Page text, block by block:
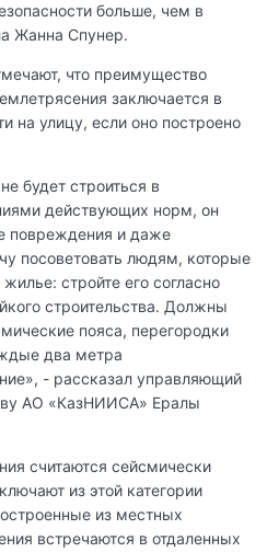
больше, чем в
Жанна Спунер.
что преимущество
заключается в
на улицу, если оно построено
будет строиться в
действующих норм, он
повреждения и даже
посоветовать людям, которые
стройте его согласно
строительства. Должны
пояса, перегородки
два метра
- рассказал управляющий
АО «КазНИИСА» Ералы
считаются сейсмически
из этой категории
из местных
встречаются в отдаленных